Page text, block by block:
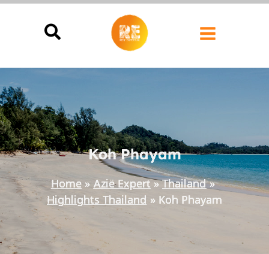
Ga
Koh Phayam
Home Azië Expert
Thailand
Highlights Thailand
Koh Phayam